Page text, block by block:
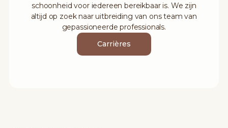
schoonheid voor iedereen bereikbaar is. We zijn
altijd op zoek naar uitbreiding van ons team van
gepassioneerde professionals.
Carrières